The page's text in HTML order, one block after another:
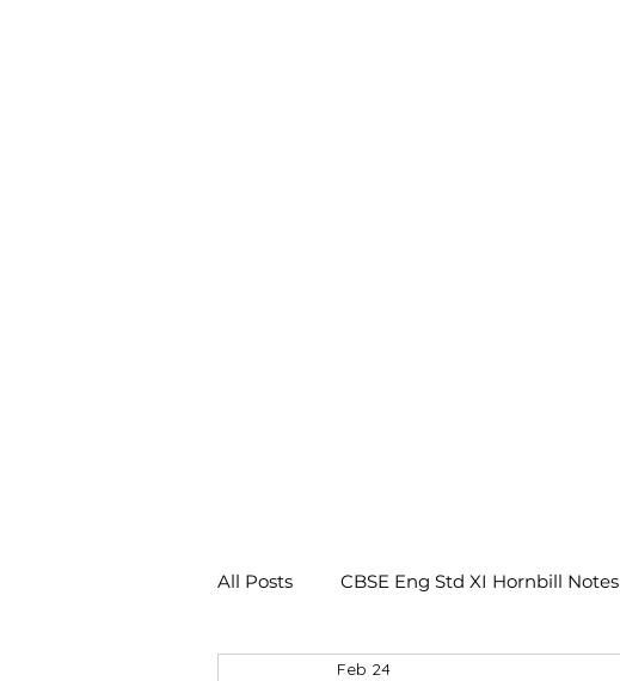
All Posts CBSE Eng Std XI Hornbill Notes
Feb 24